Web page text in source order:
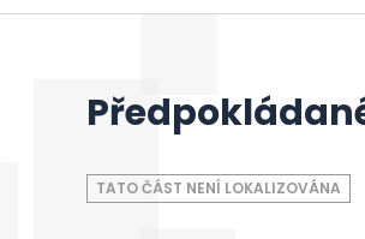
TATO ČÁST NENÍ LOKALIZOVÁNA